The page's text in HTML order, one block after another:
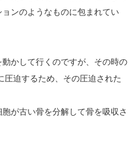
ンのようなものに包まれてい
かして行くのですが、その時の
迫するため、その圧迫された
が古い骨を分解して骨を吸収さ